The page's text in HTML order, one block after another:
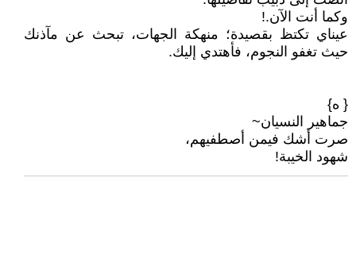
وكما أنت الآن.!
عيناي تكتظ بقصيدة؛ منهكة الجهات، تبحث عن مآذنك
حيث تغفو النجوم، فأهتدي إليك.
{ ه}
جماهير النسيان~
صرت أشك فيمن أصطفيهم،
شهود الخيبة!